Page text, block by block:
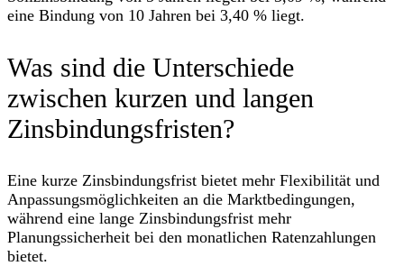
eine Bindung von 10 Jahren bei 3,40 % liegt.
Was sind die Unterschiede
zwischen kurzen und langen
Zinsbindungsfristen?
Eine kurze Zinsbindungsfrist bietet mehr Flexibilität und
Anpassungsmöglichkeiten an die Marktbedingungen,
während eine lange Zinsbindungsfrist mehr
Planungssicherheit bei den monatlichen Ratenzahlungen
bietet.